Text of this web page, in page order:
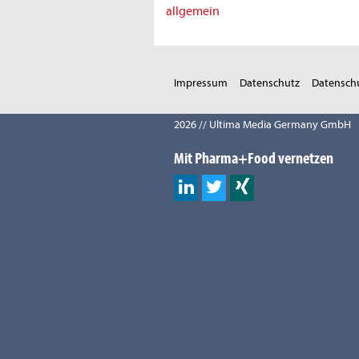
allgemein
Impressum Datenschutz
2026 // Ultima Media Germany GmbH
Mit Pharma+Food vernetzen